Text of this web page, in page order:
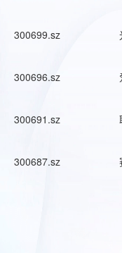
300699.sz
300696.sz
300691.sz
300687.sz